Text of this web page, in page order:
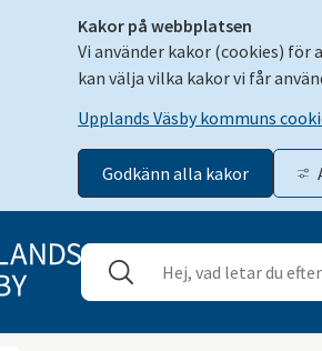
Kakor på webbplatsen
Vi använder kakor (cookies)
kan välja vilka kakor vi får
Upplands Väsby kommuns
Godkänn alla kakor
Sök